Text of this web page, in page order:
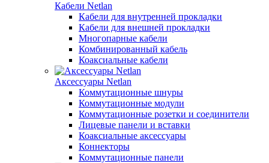
Кабели Netlan
Кабели для внутренней прокладки
Кабели для внешней прокладки
Многопарные кабели
Комбинированный кабель
Коаксиальные кабели
Аксессуары Netlan
Коммутационные шнуры
Коммутационные модули
Коммутационные розетки и соединители
Лицевые панели и вставки
Коаксиальные аксессуары
Коннекторы
Коммутационные панели